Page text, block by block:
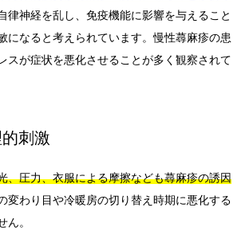
律神経を乱し、免疫機能に影響を与えること
になると考えられています。慢性蕁麻疹の患
スが症状を悪化させることが多く観察されて
的刺激
、圧力、衣服による摩擦なども蕁麻疹の誘因
変わり目や冷暖房の切り替え時期に悪化する
ん。